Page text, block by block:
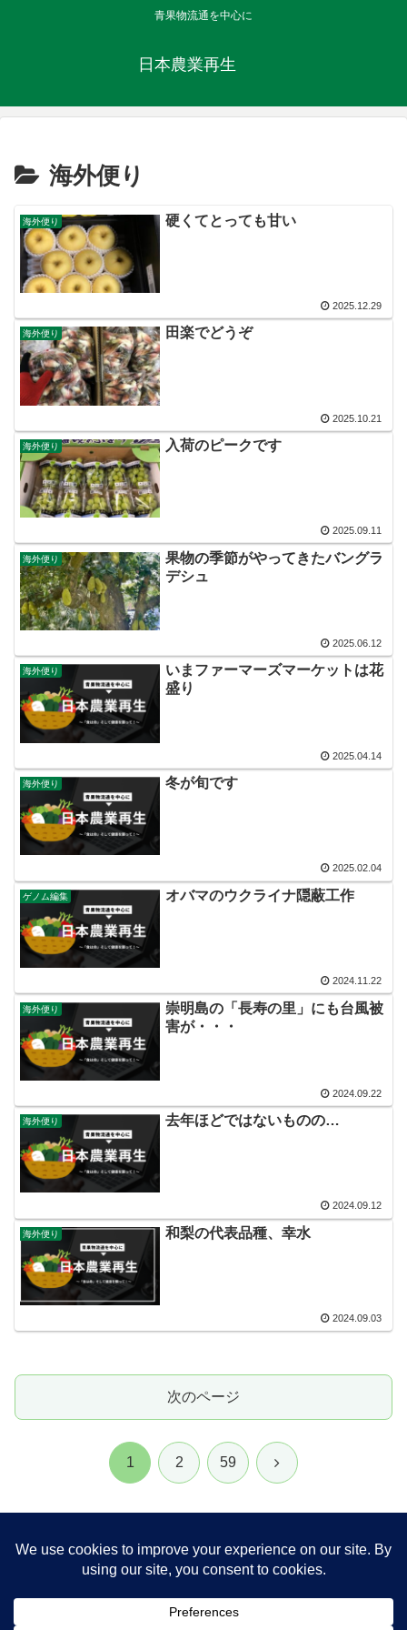
青果物流通を中心に
日本農業再生
海外便り
海外便り 硬くてとっても甘い
2025.12.29
海外便り 田楽でどうぞ
2025.10.21
海外便り 入荷のピークです
2025.09.11
海外便り
果物の季節がやってきたバングラ
デシュ
2025.06.12
海外便り
いまファーマーズマーケットは花
盛り
2025.04.14
海外便り 冬が旬です
2025.02.04
ゲノム編集 オバマのウクライナ隠蔽工作
2024.11.22
海外便り
崇明島の「長寿の里」にも台風被
害が・・・
2024.09.22
海外便り 去年ほどではないものの…
2024.09.12
海外便り 和梨の代表品種、幸水
2024.09.03
次のページ
1 2 59 次